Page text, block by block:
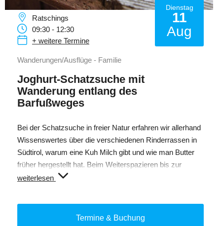
Dienstag
11
Aug
Ratschings
09:30 - 12:30
+ weitere Termine
Wanderungen/Ausflüge - Familie
Joghurt-Schatzsuche mit
Wanderung entlang des
Barfußweges
Bei der Schatzsuche in freier Natur erfahren wir allerhand
Wissenswertes über die verschiedenen Rinderrassen in
Südtirol, warum eine Kuh Milch gibt und wie man Butter
früher hergestellt hat. Beim Weiterspazieren bis zur
Kneippanlage begeben wir uns auf die Suche nach
Rätsel lösen und den Spuren der Schatzsuche folgen?
weiterlesen
Termine & Buchung